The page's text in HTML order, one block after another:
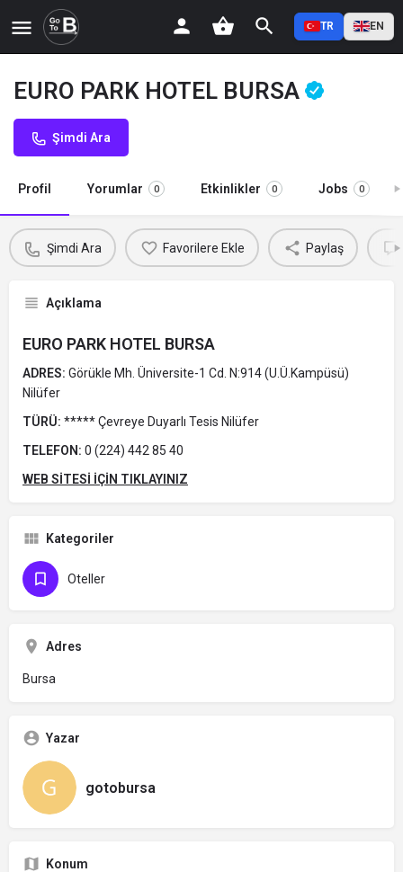
TR EN
EURO PARK HOTEL BURSA
Şimdi Ara
Profil Yorumlar 0 Etkinlikler 0 Jobs 0
Şimdi Ara Favorilere Ekle Paylaş
Açıklama
EURO PARK HOTEL BURSA
ADRES: Görükle Mh. Üniversite-1 Cd. N:914 (U.Ü.Kampüsü)
Nilüfer
TÜRÜ: ***** Çevreye Duyarlı Tesis Nilüfer
TELEFON: 0 (224) 442 85 40
WEB SİTESİ İÇİN TIKLAYINIZ
Kategoriler
Oteller
Adres
Bursa
Yazar
gotobursa
Konum